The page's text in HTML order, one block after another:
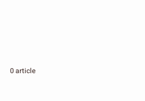
0 article